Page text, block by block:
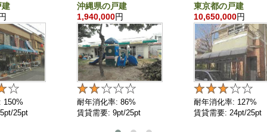
建
150%
25pt
沖縄県の戸建
1,940,000円
耐年消化率: 86%
賃貸需要: 9pt/25pt
東京都の戸建
10,650,000円
耐年消化率: 127%
賃貸需要: 24pt/25pt